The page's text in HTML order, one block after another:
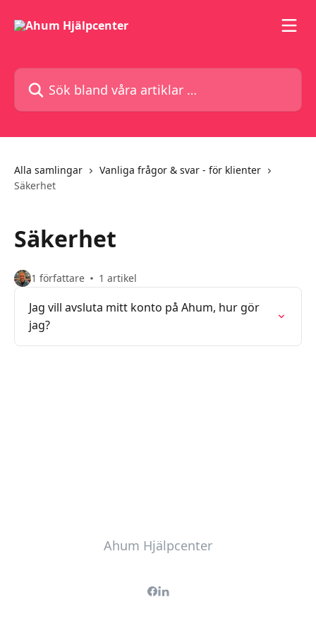
Sök bland våra artiklar …
Alla samlingar
Vanliga frågor & svar - för klienter
Säkerhet
Säkerhet
1 författare 1 artikel
Jag vill avsluta mitt konto på Ahum, hur gör
jag?
Ahum Hjälpcenter